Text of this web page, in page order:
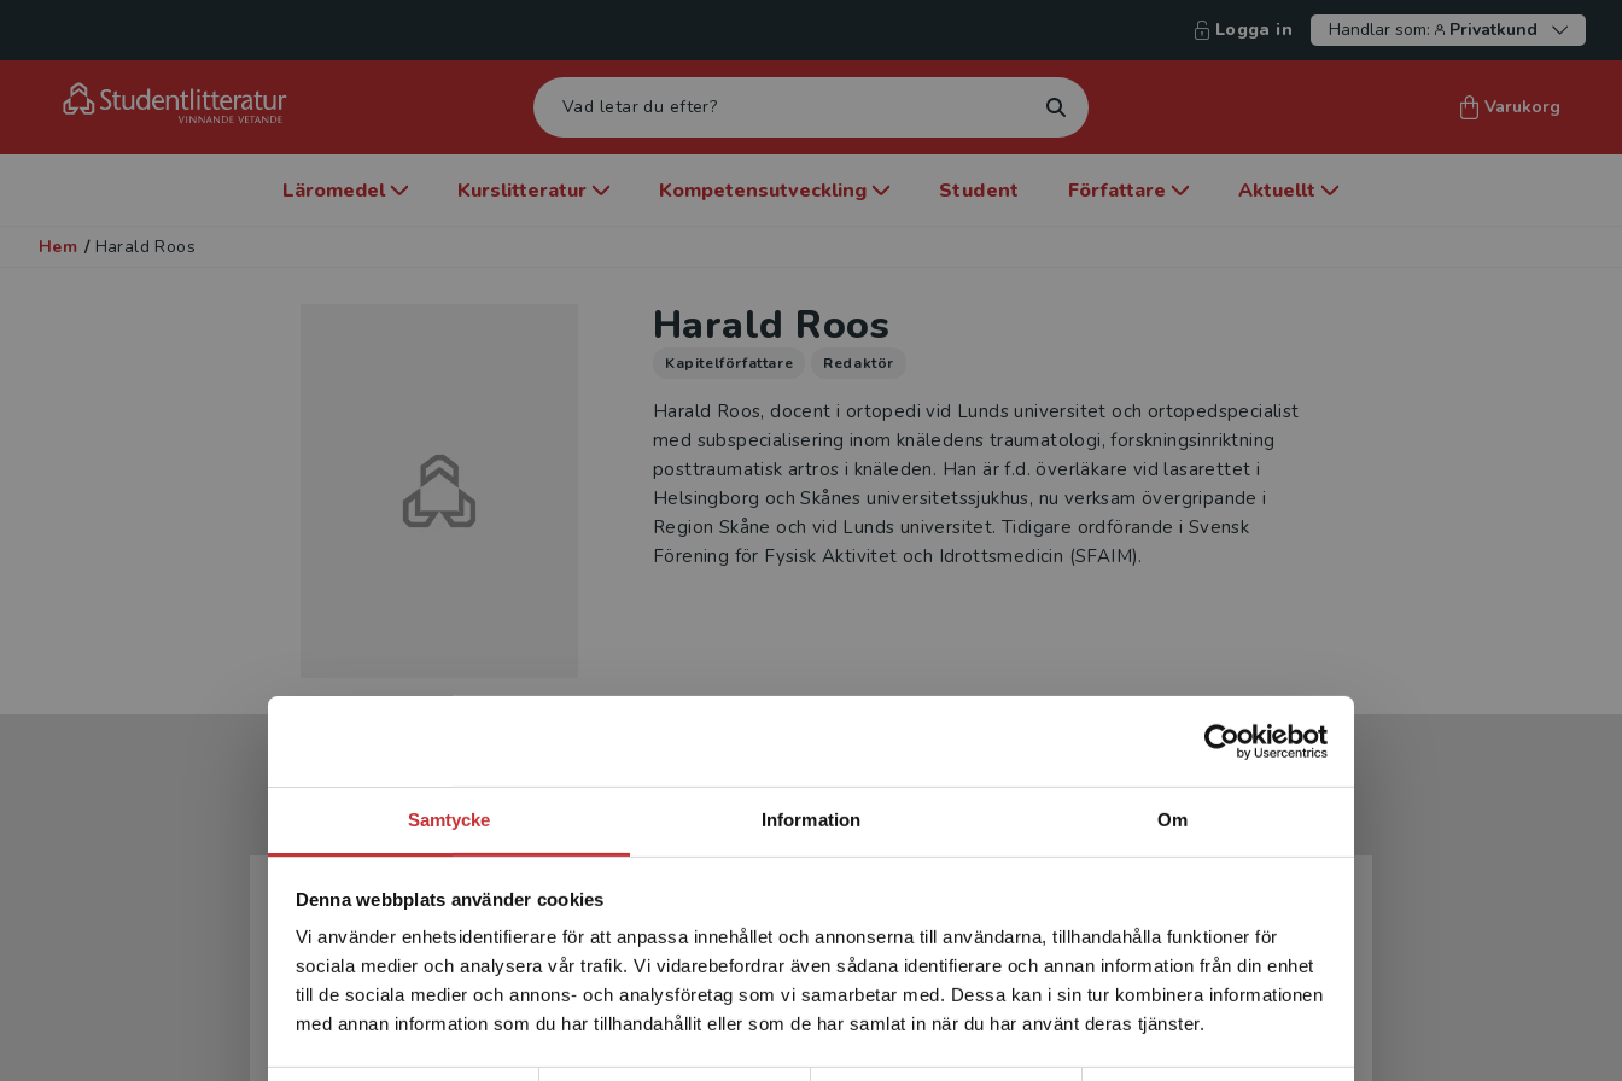
Samtycke Information Om
Denna webbplats använder cookies
Vi använder enhetsidentifierare för att anpassa innehållet och annonserna till användarna, tillhandahålla funktioner för
sociala medier och analysera vår trafik. Vi vidarebefordrar även sådana identifierare och annan information från din enhet
till de sociala medier och annons- och analysföretag som vi samarbetar med. Dessa kan i sin tur kombinera informationen
med annan information som du har tillhandahållit eller som de har samlat in när du har använt deras tjänster.
Begränsad fraktregion
Det verkar som att du besöker studentlitteratur.se via en
enhet utanför Sverige. Vi erbjuder inte leveranser utanför
Sverige. För att kunna slutföra ett köp måste
leveransadressen vara i Sverige.Läs mer
Logga in Handlar som: Privatkund
Varukorg
Läromedel Kurslitteratur Kompetensutveckling Student Författare Aktuellt
Hem / Harald Roos
Harald Roos
Kapitelförfattare Redaktör
Harald Roos, docent i ortopedi vid Lunds universitet och ortopedspecialist
med subspecialisering inom knäledens traumatologi, forskningsinriktning
posttraumatisk artros i knäleden. Han är f.d. överläkare vid lasarettet i
Helsingborg och Skånes universitetssjukhus, nu verksam övergripande i
Region Skåne och vid Lunds universitet. Tidigare ordförande i Svensk
Förening för Fysisk Aktivitet och Idrottsmedicin (SFAIM).
Produkter